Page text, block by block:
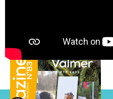
STATIONNEMENT